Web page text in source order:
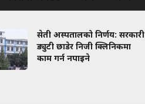
सेती अस्पतालको निर्णय: सरकारी
ड्युटी छाडेर निजी क्लिनिकमा
काम गर्न नपाइने